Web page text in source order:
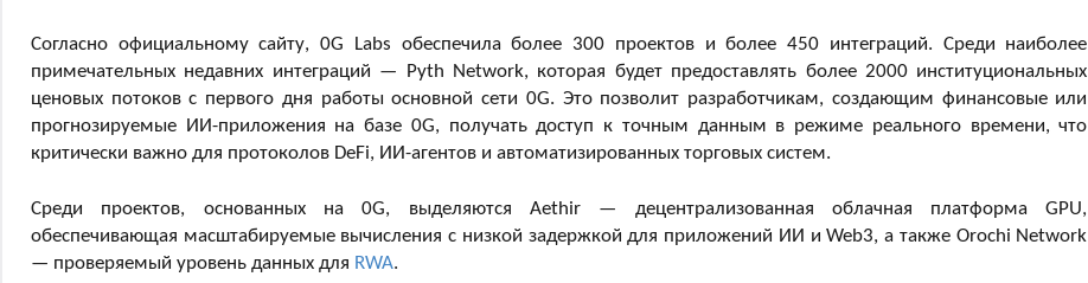
Согласно официальному сайту, 0G Labs обеспечила более 300 проектов и более 450 интеграций. Среди наиболее
примечательных недавних интеграций — Pyth Network, которая будет предоставлять более 2000 институциональных
ценовых потоков с первого дня работы основной сети 0G. Это позволит разработчикам, создающим финансовые или
прогнозируемые ИИ-приложения на базе 0G, получать доступ к точным данным в режиме реального времени, что
критически важно для протоколов DeFi, ИИ-агентов и автоматизированных торговых систем.
Среди проектов, основанных на 0G, выделяются Aethir — децентрализованная облачная платформа GPU,
обеспечивающая масштабируемые вычисления с низкой задержкой для приложений ИИ и Web3, а также Orochi Network
— проверяемый уровень данных для RWA.